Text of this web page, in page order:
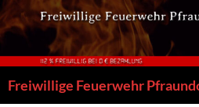
Zum
Inhalt
springen
Freiwillige Feuerwehr